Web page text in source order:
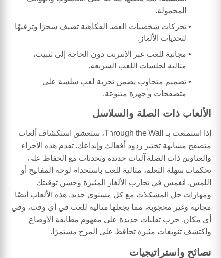
المحمولة.
تحركات شخصيات العصا الفكاهية تضيف سحرًا وترفيهًا
لتحديات الألغاز.
مجانية للعب عبر الإنترنت دون الحاجة إلى تثبيت،
مثالية لجلسات اللعب السريعة.
تصميم متجاوب يضمن تجربة لعب سلسة على
متصفحات وأجهزة متنوعة.
الألعاب ذات الصلة والسلاسل
إذا استمتعت بـ Through the Wall، ستعشق استكشاف ألعاب
متصفح مشابهة تختبر ردود أفعالك وإبداعك. تقدم هذه الأجزاء
والعناوين ذات الصلة آليات جديدة وتحديات مع الحفاظ على
تحكمات سهلة التعلم، مثالية للعب باستخدام لوحة المفاتيح أو
اللمس. انغمس في تجارب الألغاز المثيرة وحسن توقيتك
ومهارات حل المشكلات مع كل مستوى جديد. هذه الألعاب أيضًا
مجانية وغير محجوبة، مما يجعلها مثالية للعب في أي وقت، وفي
أي مكان. جرب تقلبات جديدة على مفهوم مطابقة الأوضاع
واكتشف تنويعات مثيرة تحافظ على المرح مستمرًا.
نصائح واستراتيجيات